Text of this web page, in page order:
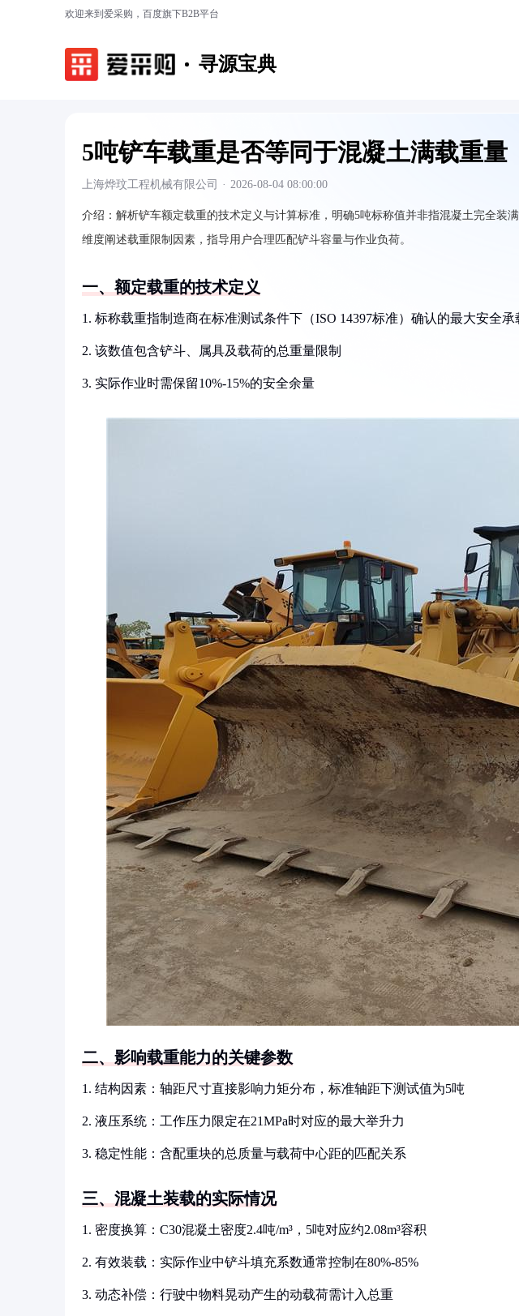
欢迎来到爱采购，百度旗下B2B平台
寻源宝典
5吨铲车载重是否等同于混凝土满载重量
上海烨玟工程机械有限公司 · 2026-08-04 08:00:00
介绍： 解析铲车额定载重的技术定义与计算标准，明确5吨标称值并非指混凝土完全装
维度阐述载重限制因素，指导用户合理匹配铲斗容量与作业负荷。
一、额定载重的技术定义
1. 标称载重指制造商在标准测试条件下（ISO 14397标准）确认的最大安全承
2. 该数值包含铲斗、属具及载荷的总重量限制
3. 实际作业时需保留10%-15%的安全余量
二、影响载重能力的关键参数
1. 结构因素：轴距尺寸直接影响力矩分布，标准轴距下测试值为5吨
2. 液压系统：工作压力限定在21MPa时对应的最大举升力
3. 稳定性能：含配重块的总质量与载荷中心距的匹配关系
三、混凝土装载的实际情况
1. 密度换算：C30混凝土密度2.4吨/m³，5吨对应约2.08m³容积
2. 有效装载：实际作业中铲斗填充系数通常控制在80%-85%
3. 动态补偿：行驶中物料晃动产生的动载荷需计入总重